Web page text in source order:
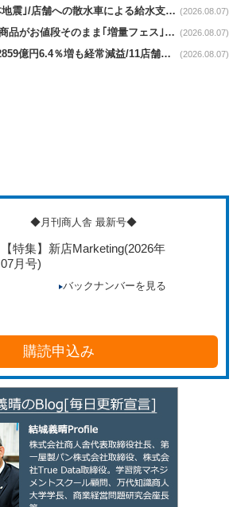
ローソンnews｜｢熊本地震｣/店舗への散水車による給水支援を開始 (2026.08.07)
JR東日本news｜人気商品がお値段そのまま｢増量フェス｣8/18から開催 (2026.08.07)
アルペンnews｜年商2859億円6.4％増も経常減益/11店舗出店､4店閉鎖 (2026.08.07)
◆月刊商人舎 最新号◆
【特集】新店Marketing(2026年
07月号)
バックナンバーを見る
購読申込み